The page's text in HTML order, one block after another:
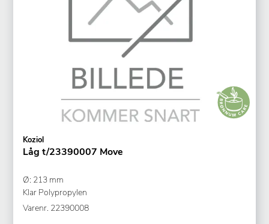
Koziol
Låg t/23390007 Move
Ø: 213 mm
Klar Polypropylen
Varenr. 22390008